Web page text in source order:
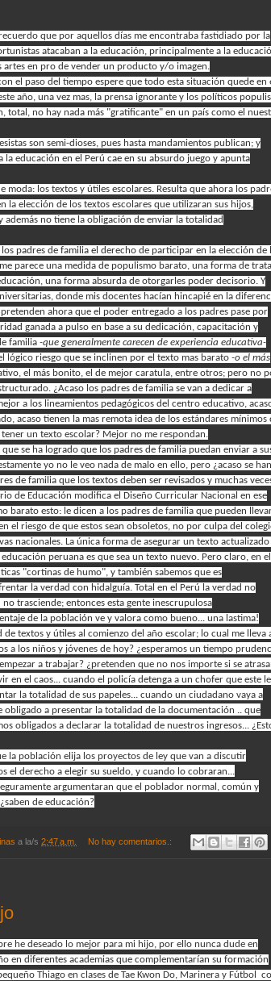
que por aquellos días me encontraba fastidiado por la
atacaban a la educación, principalmente a la
artes en pro de vender un producto y/o imagen.
el paso del tiempo espere que todo esta situación quede en
año, una vez mas, la prensa ignorante y los políticos
total, no hay nada más "gratificante" en un país como el
son semi-dioses, pues hasta mandamientos publican; y
educación en el Perú cae en su absurdo juego y apunta
moda: los textos y útiles escolares. Resulta que ahora los
la elección de los textos escolares que utilizaran sus hijos,
además no tiene la obligación de enviar la totalidad
padres de familia el derecho de participar en la elección de
parece una medida de populismo barato, una forma de
una forma absurda de otorgarles poder decisorio. Y
donde mis docentes hacían hincapié en la
ahora que el poder entregado a los padres pase por
ganada a pulso en base a su dedicación, capacitación y
familia -que generalmente carecen de experiencia educativa-
lógico riesgo que se inclinen por el texto mas barato -o el más
el más bonito, el de mejor caratula, entre otros; pero no
¿Acaso los padres de familia se van a dedicar a
a los lineamientos pedagógicos del centro educativo,
acaso tienen la mas remota idea de los estándares mínimos
un texto escolar? Mejor no me respondan.
se ha logrado que los padres de familia puedan enviar a
yo no le veo nada de malo en ello, pero ¿acaso se han
de familia que los textos deben ser revisados y muchas
de Educación modifica el Diseño Curricular Nacional en ese
barato esto: le dicen a los padres de familia que pueden
el riesgo de que estos sean obsoletos, no por culpa del
nacionales. La única forma de asegurar un texto actualizado
peruana es que sea un texto nuevo. Pero claro, en el
"cortinas de humo", y también sabemos que es
la verdad con hidalguía. Total en el Perú la verdad no
trasciende; entonces esta gente inescrupulosa
de la población ve y valora como bueno... una lastima!
textos y útiles al comienzo del año escolar; lo cual me lleva
a los niños y jóvenes de hoy? ¿esperamos un tiempo
a trabajar? ¿pretenden que no nos importe si se
en el caos... cuando el policía detenga a un chofer que este le
la totalidad de sus papeles... cuando un ciudadano vaya a
a presentar la totalidad de la documentación .. que
obligados a declarar la totalidad de nuestros ingresos...
la población elija los proyectos de ley que van a discutir
el derecho a elegir su sueldo, y cuando lo cobraran...
argumentaran que el poblador normal, común y
de educación?
a la/s 2:47 a.m. No hay comentarios.:
he deseado lo mejor para mi hijo, por ello nunca dude en
en diferentes academias que complementarían su formación
Thiago en clases de Tae Kwon Do, Marinera y Fútbol